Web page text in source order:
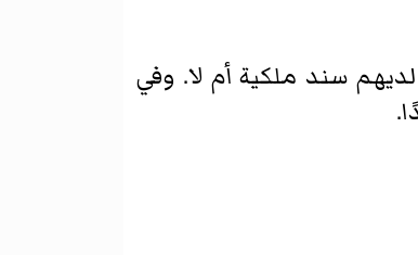
سند ملكية أم لا. وفي